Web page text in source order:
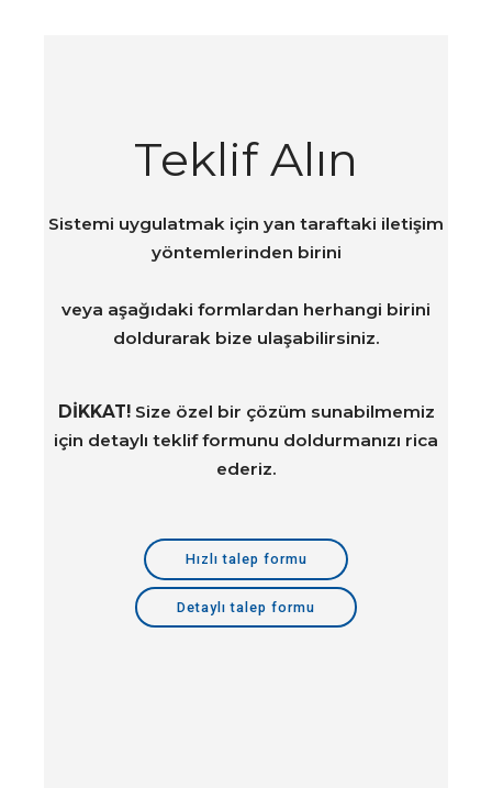
Teklif Alın
Sistemi uygulatmak için yan taraftaki iletişim
yöntemlerinden birini
veya aşağıdaki formlardan herhangi birini
doldurarak bize ulaşabilirsiniz.
DİKKAT!Size özel bir çözüm sunabilmemiz
için detaylı teklif formunu doldurmanızı rica
ederiz.
Hızlı talep formu
Detaylı talep formu